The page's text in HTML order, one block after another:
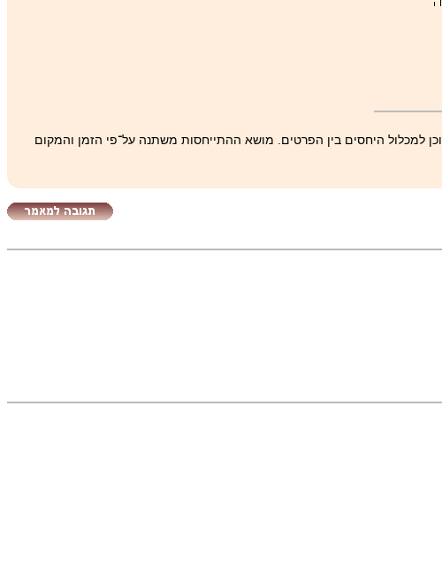
למכלול היחסים בין הפרטים. מושא ההתייחסות משתנה על־פי הזמן והמקום